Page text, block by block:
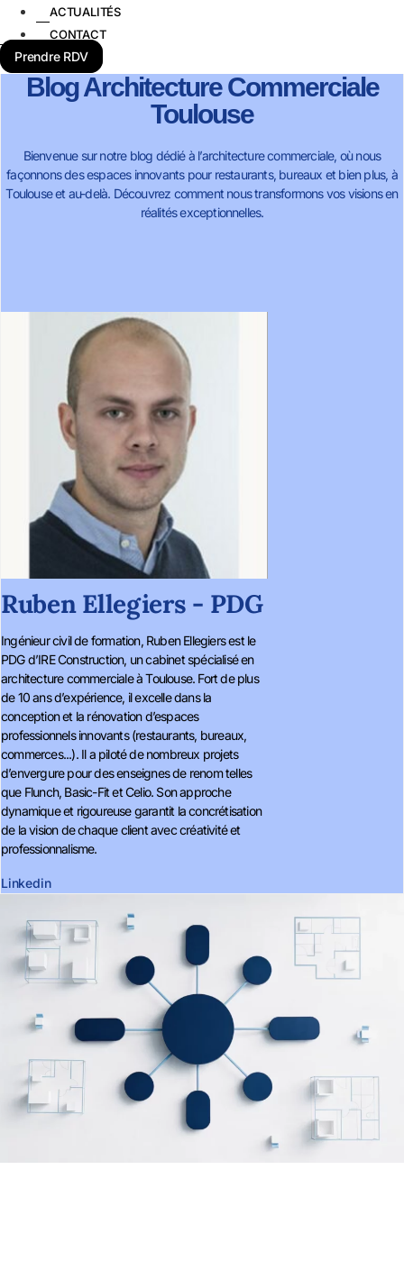
ACTUALITÉS
CONTACT
Prendre RDV
Blog Architecture Commerciale
Toulouse
Bienvenue sur notre blog dédié à l’architecture commerciale, où nous
façonnons des espaces innovants pour restaurants, bureaux et bien plus, à
Toulouse et au-delà. Découvrez comment nous transformons vos visions en
réalités exceptionnelles.
Ruben Ellegiers - PDG
Ingénieur civil de formation, Ruben Ellegiers est le
PDG d’IRE Construction, un cabinet spécialisé en
architecture commerciale à Toulouse. Fort de plus
de 10 ans d’expérience, il excelle dans la
conception et la rénovation d’espaces
professionnels innovants (restaurants, bureaux,
commerces...). Il a piloté de nombreux projets
d’envergure pour des enseignes de renom telles
que Flunch, Basic-Fit et Celio. Son approche
dynamique et rigoureuse garantit la concrétisation
de la vision de chaque client avec créativité et
professionnalisme.
Linkedin